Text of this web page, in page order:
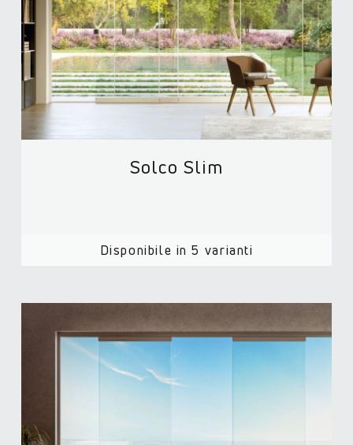
Solco Slim
Disponibile in 5 varianti